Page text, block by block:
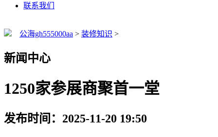
联系我们
公海gh555000aa > 装修知识 >
新闻中心
1250家参展商聚首一堂
发布时间：2025-11-20 19:50